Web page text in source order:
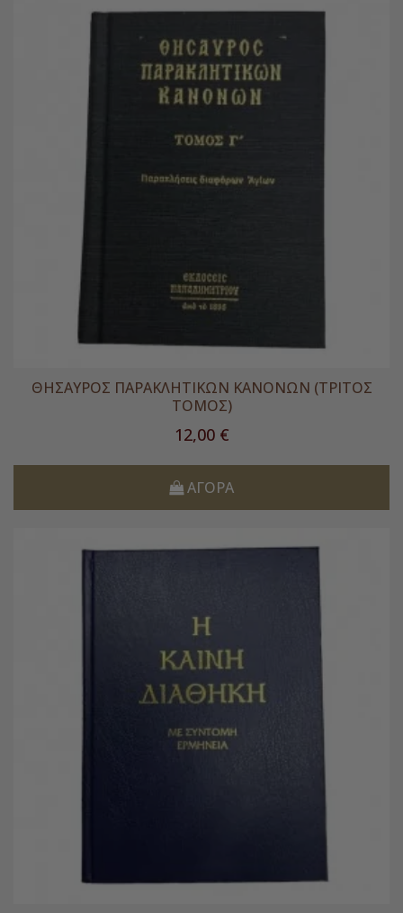
ΘΗΣΑΥΡΟΣ ΠΑΡΑΚΛΗΤΙΚΩΝ ΚΑΝΟΝΩΝ (ΤΡΙΤΟΣ
ΤΟΜΟΣ)
Τιμή
12,00 €
ΑΓΟΡΆ